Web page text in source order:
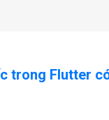
trong Flutter